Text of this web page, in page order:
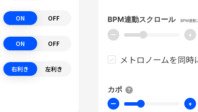
ON OFF
ON OFF
右利き 左利き
BPM連動スクロール BPM連動
ー +
メトロノームを同時
カポ
ー +